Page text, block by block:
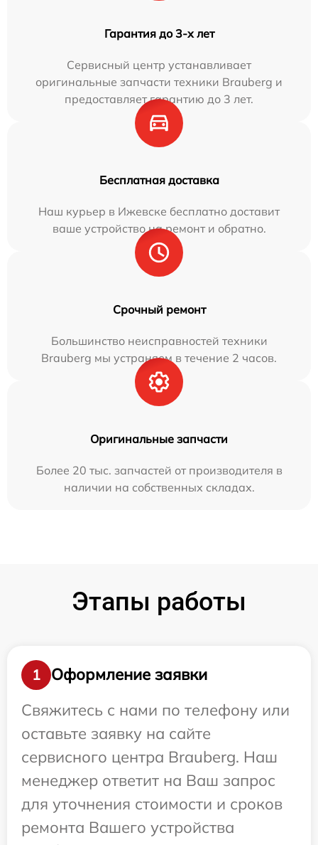
Гарантия до 3-х лет
Сервисный центр устанавливает
оригинальные запчасти техники Brauberg и
предоставляет гарантию до 3 лет.
Бесплатная доставка
Наш курьер в Ижевске бесплатно доставит
ваше устройство на ремонт и обратно.
Срочный ремонт
Большинство неисправностей техники
Brauberg мы устраняем в течение 2 часов.
Оригинальные запчасти
Более 20 тыс. запчастей от производителя в
наличии на собственных складах.
Этапы работы
1
Оформление заявки
Свяжитесь с нами по телефону или
оставьте заявку на сайте
сервисного центра Brauberg. Наш
менеджер ответит на Ваш запрос
для уточнения стоимости и сроков
ремонта Вашего устройства